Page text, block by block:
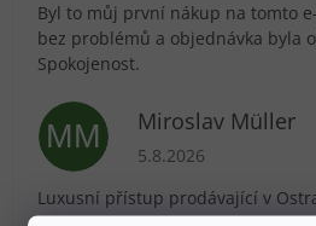
Byl to můj první nákup na tomto
bez problémů a objednávka byla
Spokojenost.
MM Miroslav Müller
Hodnocení obchodu
5.8.2026
Luxusní přístup prodávající v